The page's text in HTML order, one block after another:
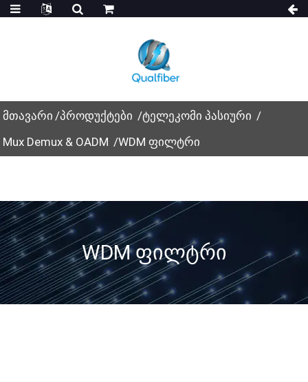
მთავარი პროდუქტები
ტელეკომი პასიური
Mux Demux & OADM
WDM ფილტრი
WDM Ფილტრი